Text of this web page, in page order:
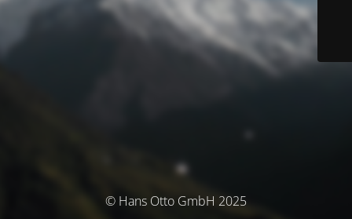
© Hans Otto GmbH 2025